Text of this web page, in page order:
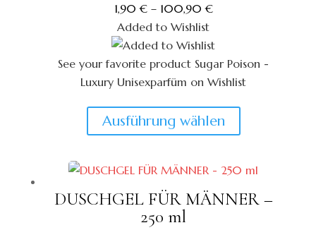
1,90€– 100,90€
Added to Wishlist
See your favorite product Sugar Poison -
Luxury Unisexparfüm on Wishlist
Ausführung wählen
Produkt
mehrere
Varianten
DUSCHGEL FÜR MÄNNER –
250 ml